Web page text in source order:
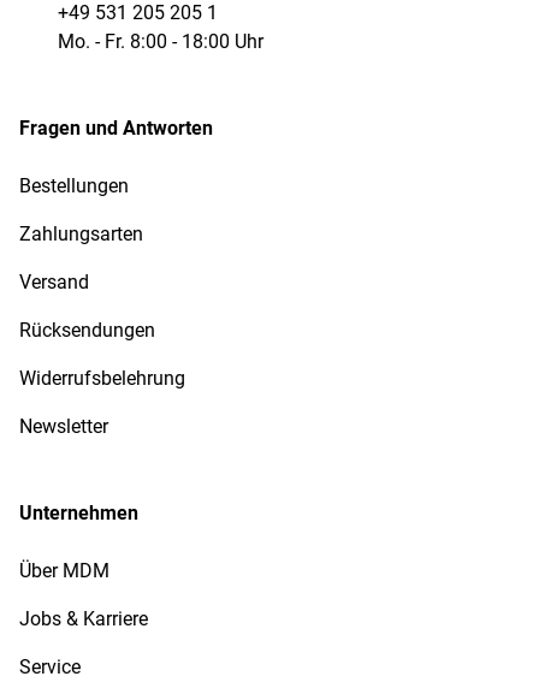
+49 531 205 205 1
Mo. - Fr. 8:00 - 18:00 Uhr
Fragen und Antworten
Bestellungen
Zahlungsarten
Versand
Rücksendungen
Widerrufsbelehrung
Newsletter
Unternehmen
Über MDM
Jobs & Karriere
Service